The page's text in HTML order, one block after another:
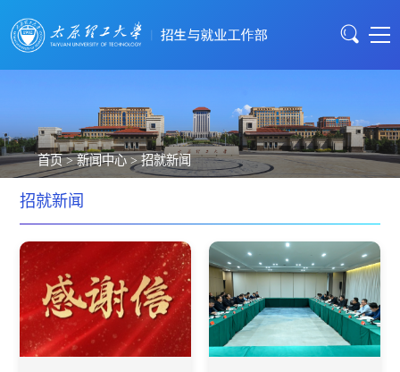
首页>新闻中心>招就新闻
招就新闻